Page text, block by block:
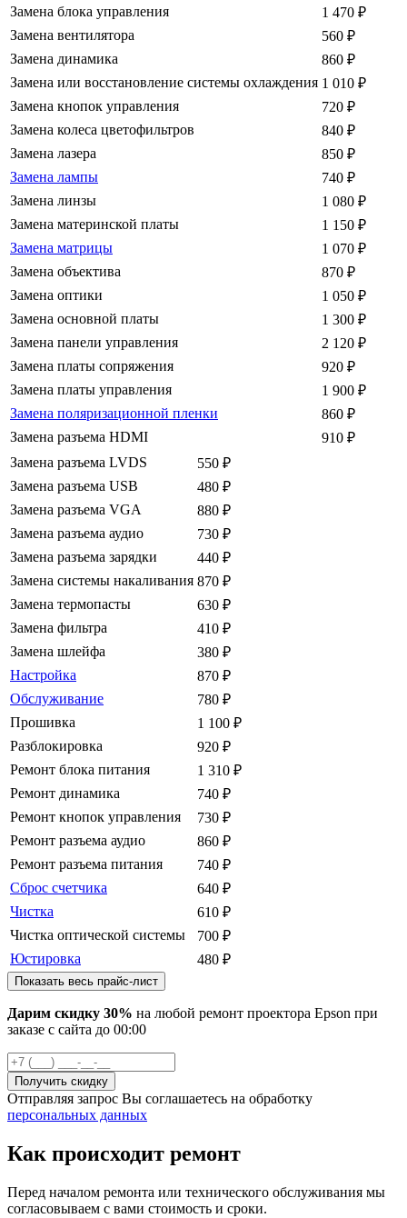
Замена блока управления
1 470 ₽
Замена вентилятора
560 ₽
Замена динамика
860 ₽
Замена или восстановление системы охлаждения 1 010 ₽
Замена кнопок управления
720 ₽
Замена колеса цветофильтров
840 ₽
Замена лазера
850 ₽
Замена лампы
740 ₽
Замена линзы
1 080 ₽
Замена материнской платы
1 150 ₽
Замена матрицы
1 070 ₽
Замена объектива
870 ₽
Замена оптики
1 050 ₽
Замена основной платы
1 300 ₽
Замена панели управления
2 120 ₽
Замена платы сопряжения
920 ₽
Замена платы управления
1 900 ₽
Замена поляризационной пленки
860 ₽
Замена разъема HDMI
910 ₽
Замена разъема LVDS
550 ₽
Замена разъема USB
480 ₽
Замена разъема VGA
880 ₽
Замена разъема аудио
730 ₽
Замена разъема зарядки
440 ₽
Замена системы накаливания 870 ₽
Замена термопасты
630 ₽
Замена фильтра
410 ₽
Замена шлейфа
380 ₽
Настройка
870 ₽
Обслуживание
780 ₽
Прошивка
1 100 ₽
Разблокировка
920 ₽
Ремонт блока питания
1 310 ₽
Ремонт динамика
740 ₽
Ремонт кнопок управления
730 ₽
Ремонт разъема аудио
860 ₽
Ремонт разъема питания
740 ₽
Сброс счетчика
640 ₽
Чистка
610 ₽
Чистка оптической системы
700 ₽
Юстировка
480 ₽
Показать весь прайс-лист
Дарим скидку 30% на любой ремонт проектора Epson при
заказе с сайта до 00:00
Отправляя запрос Вы соглашаетесь на обработку
персональных данных
Как происходит ремонт
Перед началом ремонта или технического обслуживания мы
согласовываем с вами стоимость и сроки.